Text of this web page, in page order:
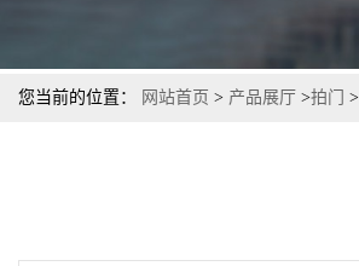
您当前的位置： 网站首页 > 产品展厅 >拍门 >